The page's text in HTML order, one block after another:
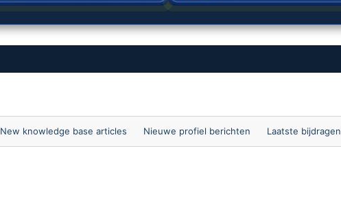
New knowledge base articles Nieuwe profiel berichten Laatste bijdragen